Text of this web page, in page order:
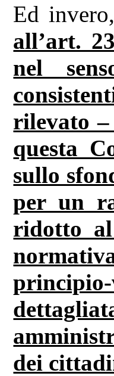
Ed invero,
all’art.
nel
rilevato
questa
sullo
per un
ridotto
dei